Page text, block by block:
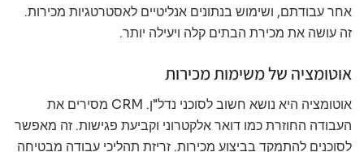
אחר עבודתם, ושימוש בנתונים אנליטיים לאסטרטגיות מכירות.
זה עושה את מכירת הבתים קלה ויעילה יותר.
אוטומציה של משימות מכירות
אוטומציה היא נושא חשוב לסוכני נדל"ן. CRM מסירים את
העבודה החוזרת כמו דואר אלקטרוני וקביעת פגישות. זה מאפשר
לסוכנים להתמקד בביצוע מכירות. זריזת תהליכי עבודה מבטיחה